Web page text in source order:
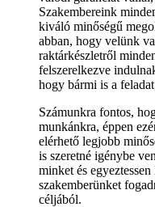
Szakembereink
kiváló minőségű
abban, hogy velünk
raktárkészletről
felszerelkezve
hogy bármi is a
Számunkra fontos,
munkánkra, éppen
elérhető legjobb
is szeretné igénybe
minket és
szakemberünket
céljából.